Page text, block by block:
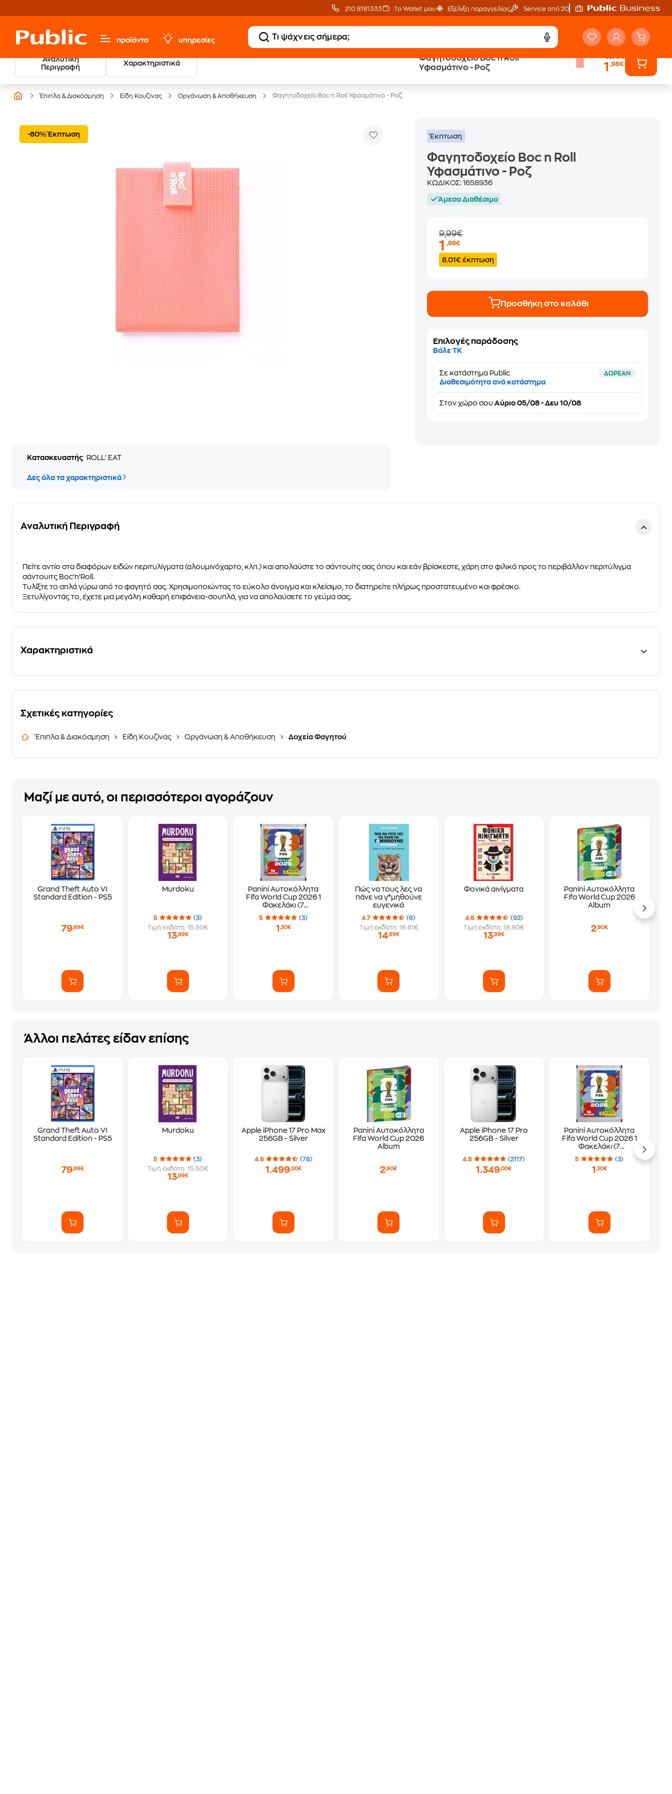
210 8181333 Το Wallet μου Εξέλιξη παραγγελίας Service από 20'
προϊόντα υπηρεσίες
Αναλυτική
Περιγραφή
Χαρακτηριστικά
Φαγητοδοχείο Boc n Roll
Υφασμάτινο - Ροζ
1,98€
Έπιπλα & Διακόσμηση Είδη Κουζίνας Οργάνωση & Αποθήκευση Φαγητοδοχείο Boc n Roll Υφασμάτινο - Ροζ
-80% Έκπτωση
Κατασκευαστής ROLL' EAT
Δες όλα τα χαρακτηριστικά
Έκπτωση
Φαγητοδοχείο Boc n Roll
Υφασμάτινο - Ροζ
ΚΩΔΙΚΟΣ:1658936
Άμεσα Διαθέσιμο
9,99€
1,98€
8.01€ έκπτωση
Προσθήκη στο καλάθι
Επιλογές παράδοσης
Βάλε ΤΚ
Σε κατάστημα Public ΔΩΡΕΑΝ
Διαθεσιμότητα ανά κατάστημα
Στονχώρο σου Αύριο 05/08 - Δευ 10/08
Αναλυτική Περιγραφή
Πείτε αντίο στα διαφόρων ειδών περιτυλίγματα (αλουμινόχαρτο, κλπ.) και απολαύστε το σάντουίτς σας όπου και εάν βρίσκεστε, χάρη στο φιλικό προς το περιβάλλον περιτύλιγμα
σάντουιτς Boc’n’Roll.
Τυλίξτε το απλά γύρω από το φαγητό σας. Χρησιμοποιώντας το εύκολο άνοιγμα και κλείσιμο, το διατηρείτε πλήρως προστατευμένο και φρέσκο.
Ξετυλίγοντάς το, έχετε μια μεγάλη καθαρή επιφάνεια-σουπλά, για να απολαύσετε το γεύμα σας.
Χαρακτηριστικά
Σχετικές κατηγορίες
Έπιπλα & Διακόσμηση Είδη Κουζίνας Οργάνωση & Αποθήκευση Δοχεία Φαγητού
Μαζί με αυτό, οι περισσότεροι αγοράζουν
Grand Theft Auto VI
Standard Edition - PS5
79,89€
Murdoku
5
(3)
Τιμή εκδότη: 15.50€
13,99€
Panini Αυτοκόλλητα
Fifa World Cup 2026 1
Φακελάκι (7
Αυτοκόλλητα)
5 (3)
1 ,30€
Πώς να τους λες να
πάνε να γ*μηθούνε
ευγενικά
4.7
(6)
Τιμή εκδότη: 16.61€
14,99€
Φονικά αινίγματα
4.6
(92)
Τιμή εκδότη: 18.80€
13,99€
Panini Αυτοκόλλητα
Fifa World Cup 2026
Album
2,90€
Άλλοι πελάτες είδαν επίσης
Grand Theft Auto VI
Standard Edition - PS5
79,89€
Murdoku
5
(3)
Τιμή εκδότη: 15.50€
13,99€
Apple iPhone 17 Pro Max
256GB - Silver
4.6 (78)
1.499,00€
Panini Αυτοκόλλητα
Fifa World Cup 2026
Album
2,90€
Apple iPhone 17 Pro
256GB - Silver
4.8 (2117)
1.349,00€
Panini Αυτοκόλλητα
Fifa World Cup 2026 1
Φακελάκι (7
Αυτοκόλλητα)
5 (3)
1 ,30€